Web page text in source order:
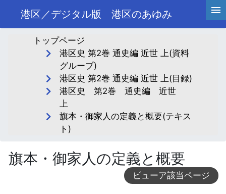
港区／デジタル版 港区のあゆみ
トップページ
港区史 第2巻 通史編 近世 上(資料
グループ)
港区史 第2巻 通史編 近世 上(目録)
港区史 第2巻 通史編 近世
上
旗本・御家人の定義と概要(テキス
ト)
旗本・御家人の定義と概要
ビューア該当ページ